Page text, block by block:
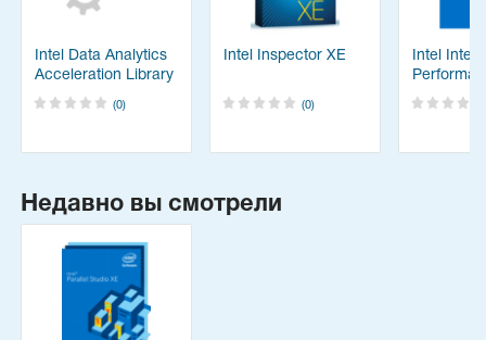
Intel Data Analytics
Acceleration Library
(0)
Intel Inspector XE
(0)
Intel
Primitives
Недавно вы смотрели